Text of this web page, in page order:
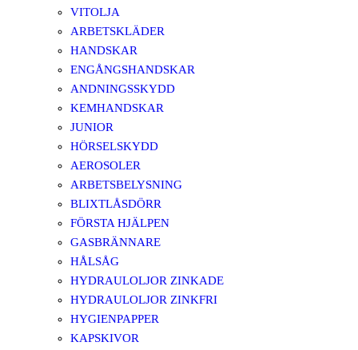
VITOLJA
ARBETSKLÄDER
HANDSKAR
ENGÅNGSHANDSKAR
ANDNINGSSKYDD
KEMHANDSKAR
JUNIOR
HÖRSELSKYDD
AEROSOLER
ARBETSBELYSNING
BLIXTLÅSDÖRR
FÖRSTA HJÄLPEN
GASBRÄNNARE
HÅLSÅG
HYDRAULOLJOR ZINKADE
HYDRAULOLJOR ZINKFRI
HYGIENPAPPER
KAPSKIVOR